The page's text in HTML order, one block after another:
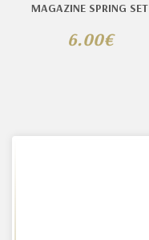
MAGAZINE SPRING SET
6.00€